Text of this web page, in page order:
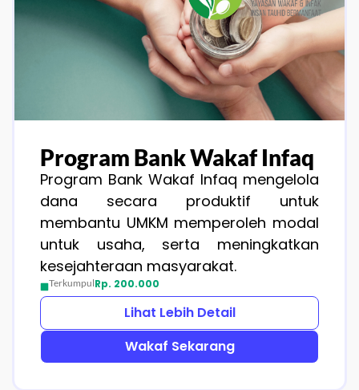
Program Bank Wakaf Infaq
Program Bank Wakaf Infaq mengelola
dana secara produktif untuk
membantu UMKM memperoleh modal
untuk usaha, serta meningkatkan
kesejahteraan masyarakat.
TerkumpulRp. 200.000
Lihat Lebih Detail
Wakaf Sekarang